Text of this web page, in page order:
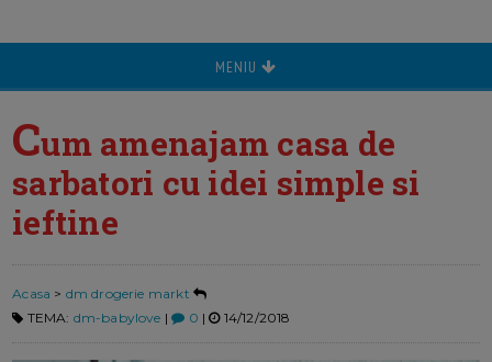
MENIU
Cum amenajam casa de
sarbatori cu idei simple si
ieftine
Acasa > dm drogerie markt
TEMA: dm-babylove | 0 | 14/12/2018